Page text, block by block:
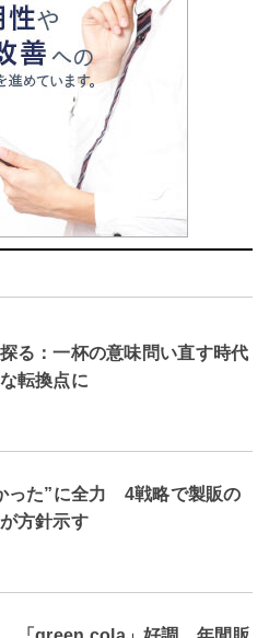
る：一杯の意味問い直す時代
転換点に
った”に全力 4戦略で製販の
方針示す